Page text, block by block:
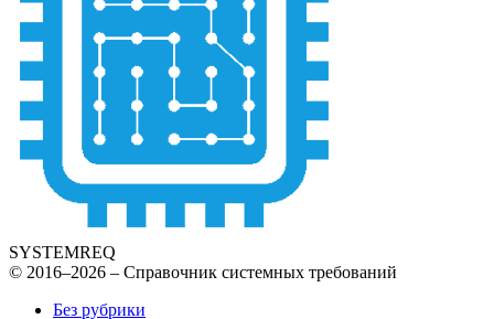
SYSTEMREQ
© 2016–2026 – Справочник системных требований
Без рубрики